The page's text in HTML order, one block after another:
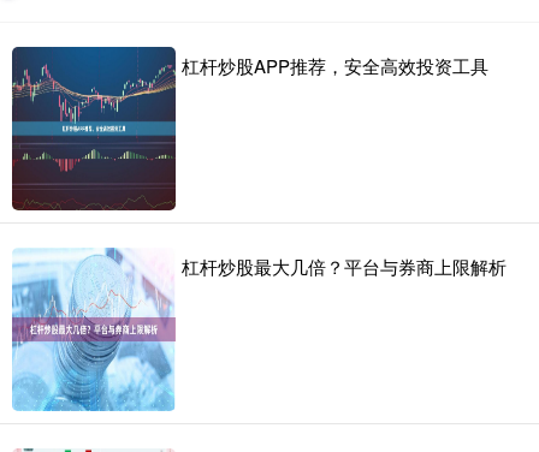
杠杆炒股APP推荐，安全高效投资工具
杠杆炒股最大几倍？平台与券商上限解析